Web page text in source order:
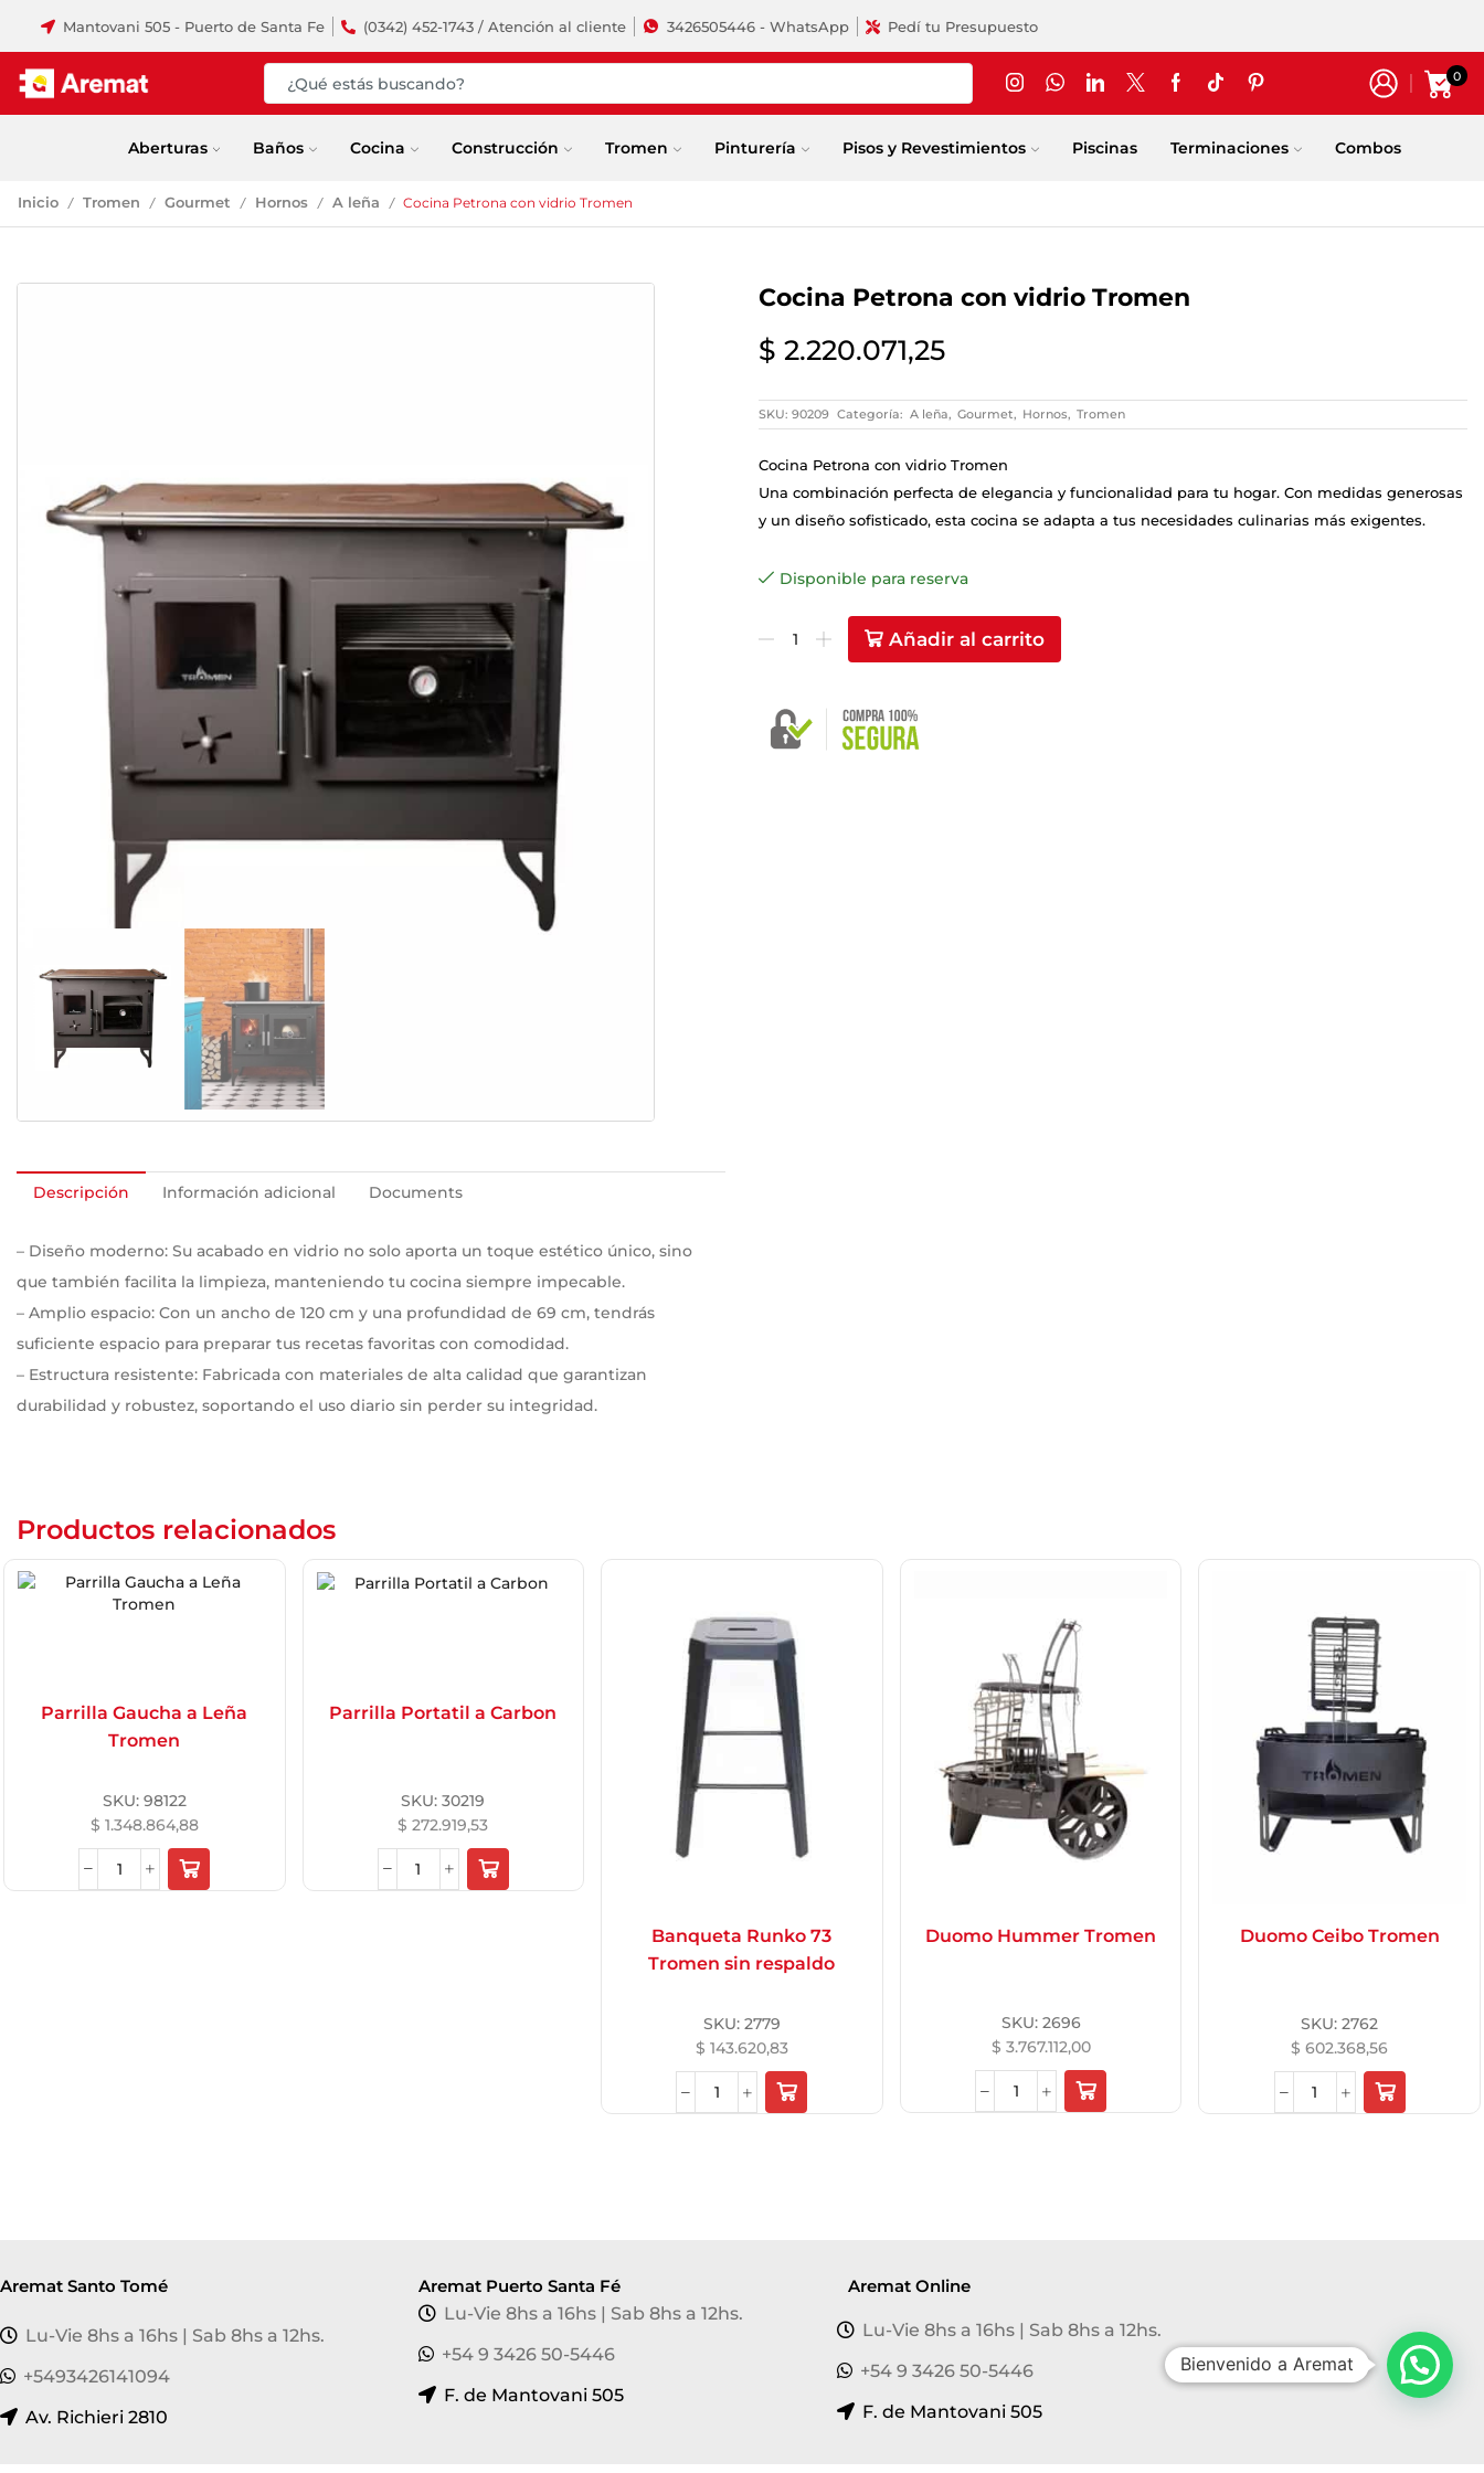
Mantovani 505 - Puerto de Santa Fe (0342) 452-1743 / Atención al cliente 3426505446 - WhatsApp Pedí tu Presupuesto
0
Aberturas Baños Cocina Construcción Tromen Pinturería Pisos y Revestimientos Piscinas Terminaciones Combos
Inicio / Tromen / Gourmet / Hornos / A leña / Cocina Petrona con vidrio Tromen
Descripción Información adicional Documents
– Diseño moderno: Su acabado en vidrio no solo aporta un toque estético único, sino
que también facilita la limpieza, manteniendo tu cocina siempre impecable.
– Amplio espacio: Con un ancho de 120 cm y una profundidad de 69 cm, tendrás
suficiente espacio para preparar tus recetas favoritas con comodidad.
– Estructura resistente: Fabricada con materiales de alta calidad que garantizan
durabilidad y robustez, soportando el uso diario sin perder su integridad.
Cocina Petrona con vidrio Tromen
$ 2.220.071,25
SKU: 90209 Categoría: A leña, Gourmet, Hornos, Tromen
Cocina Petrona con vidrio Tromen
Una combinación perfecta de elegancia y funcionalidad para tu hogar. Con medidas generosas
y un diseño sofisticado, esta cocina se adapta a tus necesidades culinarias más exigentes.
Disponible para reserva
Añadir al carrito
Productos relacionados
Parrilla Gaucha a Leña
Tromen
SKU: 98122
$ 1.348.864,88
Parrilla Portatil a Carbon
SKU:30219
$ 272.919,53
Banqueta Runko 73
Tromen sin respaldo
SKU: 2779
$ 143.620,83
Duomo Hummer Tromen
SKU: 2696
$ 3.767.112,00
Duomo Ceibo Tromen
SKU:2762
$ 602.368,56
Aremat Santo Tomé
Lu-Vie 8hs a 16hs | Sab 8hs a 12hs.
+5493426141094
Av. Richieri 2810
Aremat Puerto Santa Fé
Lu-Vie 8hs a 16hs | Sab 8hs a 12hs.
+54 9 3426 50-5446
F. de Mantovani 505
Aremat Online
Lu-Vie 8hs a 16hs | Sab 8hs a 12hs.
+54 9 3426 50-5446
F. de Mantovani 505
Bienvenido a Aremat